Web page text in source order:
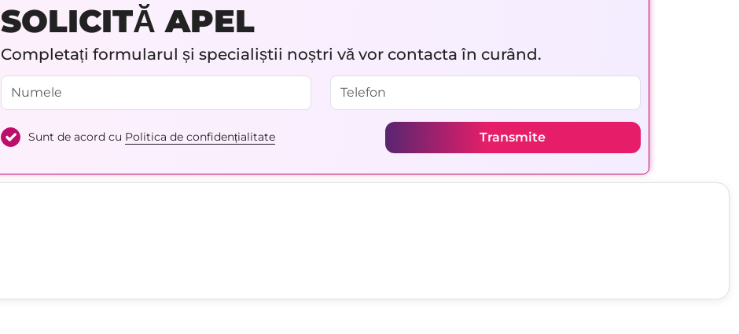
SOLICITĂ APEL
Completați formularul și specialiștii noștri vă vor contacta în curând.
Sunt de acord cu Politica de confidențialitate Transmite